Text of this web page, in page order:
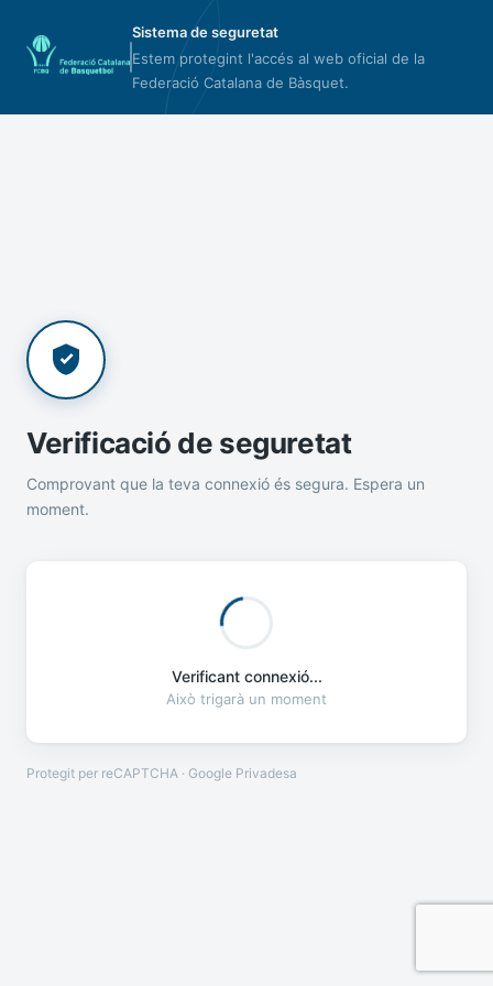
Sistema de seguretat
Estem protegint l'accés al web oficial de la
Federació Catalana de Bàsquet.
Verificació de seguretat
Comprovant que la teva connexió és segura. Espera un
moment.
Verificant connexió...
Això trigarà un moment
Protegit per reCAPTCHA · Google Privadesa